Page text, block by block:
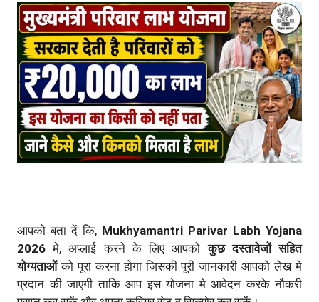
आपको बता दें कि, Mukhyamantri Parivar Labh Yojana
2026मे, अप्लाई करने के लिए आपको कुछ दस्तावेजों सहित
योग्यताओंको पूरा करना होगा जिसकी पूरी जानकारी आपको लेख मे
प्रदान की जाएगी ताकि आप इस योजना मे आवेदन करके नौकरी